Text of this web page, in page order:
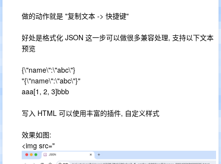
做的动作就是 "复制文本 -> 快捷键"
好处是格式化 JSON 这一步可以做很多兼容处理, 支持以下文本
预览
{\"name\":\"abc\"}
"{\"name\":\"abc\"}"
aaa[1, 2, 3]bbb
写入 HTML 可以使用丰富的插件, 自定义样式
效果如图:
<img src="